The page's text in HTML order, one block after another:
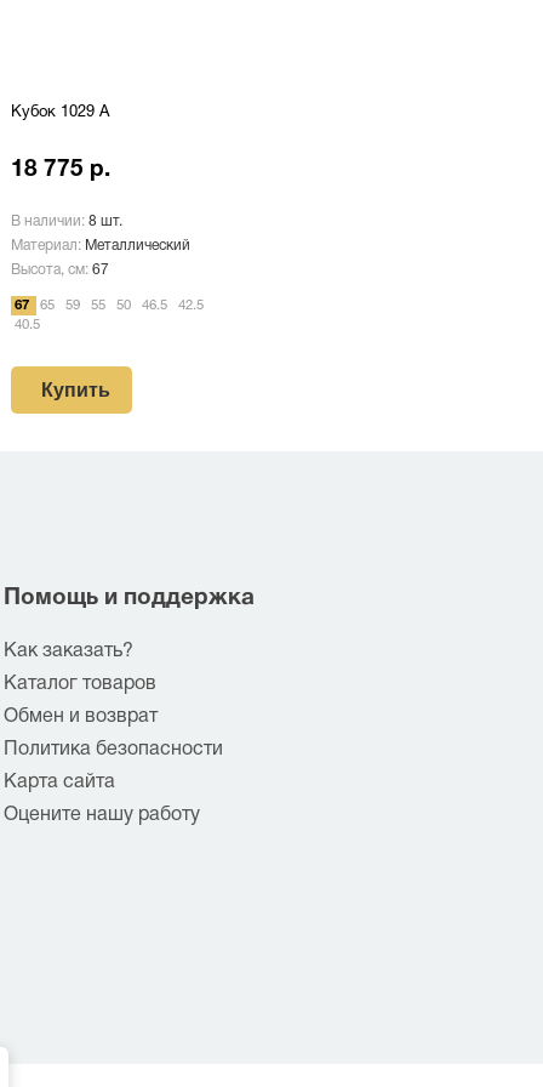
Кубок 1029 A
18 775 р.
В наличии: 8 шт.
Материал: Металлический
Высота, см: 67
67 65 59 55 50 46.5
42.5
40.5
Купить
Помощь и поддержка
Как заказать?
Каталог товаров
Обмен и возврат
Политика безопасности
Карта сайта
Оцените нашу работу